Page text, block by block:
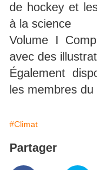
de hockey et
à la science
Volume I
avec des
Également
les membres
#Climat
Partager